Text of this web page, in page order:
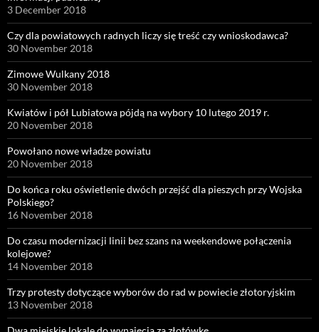
3 December 2018
Czy dla powiatowych radnych liczy się treść czy wnioskodawca?
30 November 2018
Zimowe Wulkany 2018
30 November 2018
Kwiatów i pół Lubiatowa pójdą na wybory 10 lutego 2019 r.
20 November 2018
Powołano nowe władze powiatu
20 November 2018
Do końca roku oświetlenie dwóch przejść dla pieszych przy Wojska
Polskiego?
16 November 2018
Do czasu modernizacji linii bez szans na weekendowe połączenia
kolejowe?
14 November 2018
Trzy protesty dotyczące wyborów do rad w powiecie złotoryjskim
13 November 2018